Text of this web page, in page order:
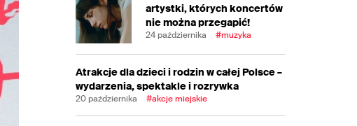
artystki, których koncertów
nie można przegapić!
24 października #muzyka
Atrakcje dla dzieci i rodzin w całej Polsce –
wydarzenia, spektakle i rozrywka
20 października #akcje miejskie